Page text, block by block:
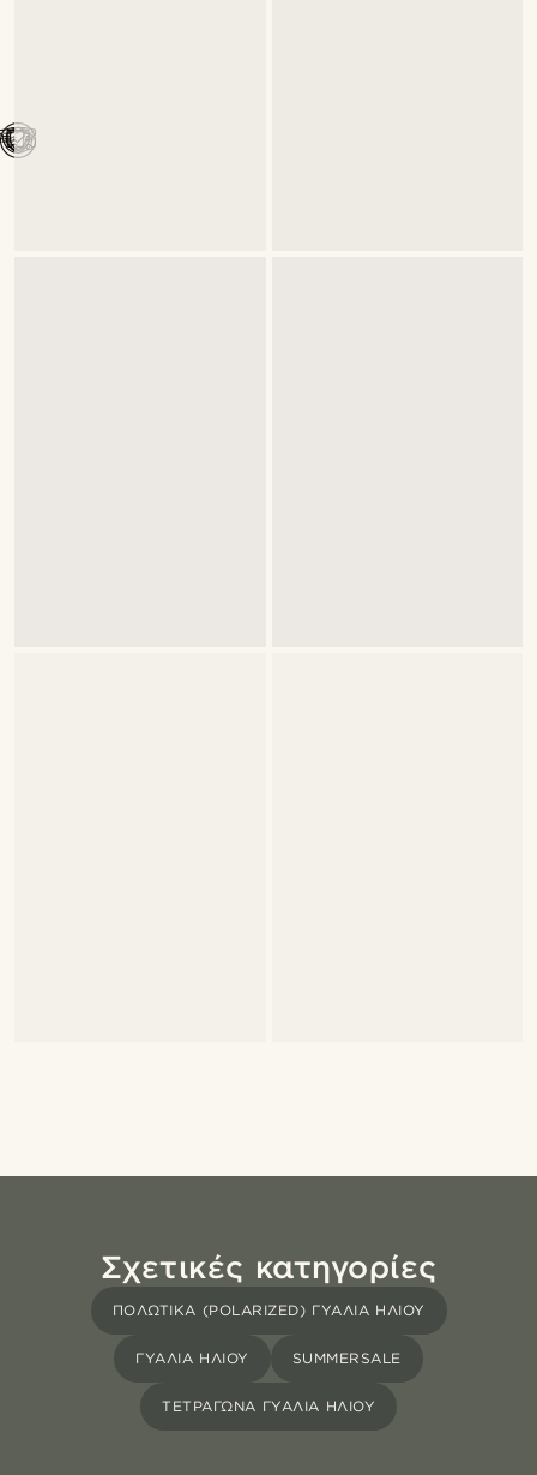
Σχετικές κατηγορίες
ΠΟΛΩΤΙΚΆ (POLARIZED) ΓΥΑΛΙΆ ΗΛΊΟΥ
ΓΥΑΛΙΆ ΗΛΊΟΥ SUMMERSALE
ΤΕΤΡΆΓΩΝΑ ΓΥΑΛΙΆ ΗΛΊΟΥ